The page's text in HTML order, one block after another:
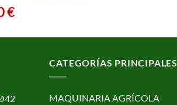
€
CATEGORÍAS PRINCIPALES
MAQUINARIA AGRÍCOLA